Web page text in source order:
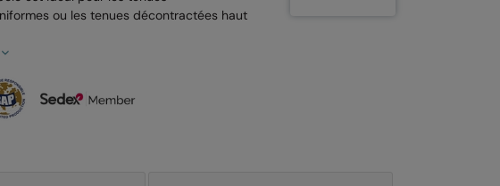
ou les tenues décontractées haut